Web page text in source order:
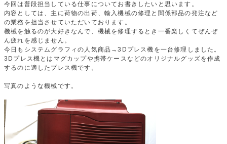
今回は普段担当している仕事についてお書きしたいと思います。
内容としては、主に荷物の出荷、輸入機械の修理と関係部品の発注など
の業務を担当させていただいております。
機械を触るのが大好きなんで、機械を修理するとき一番楽しくてぜんぜ
ん疲れを感じません。
今日もシステムグラフィの人気商品→3Dプレス機を一台修理しました。
3Dプレス機とはマグカップや携帯ケースなどのオリジナルグッズを作成
するのに適したプレス機です。
写真のような機械です。